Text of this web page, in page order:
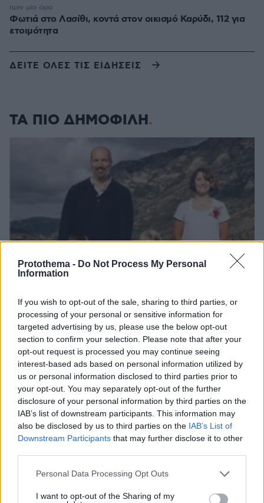
Protothema - Do Not Process My Personal
Information
If you wish to opt-out of the sale, sharing to third parties, or
processing of your personal or sensitive information for
targeted advertising by us, please use the below opt-out
section to confirm your selection. Please note that after your
opt-out request is processed you may continue seeing
interest-based ads based on personal information utilized by
us or personal information disclosed to third parties prior to
your opt-out. You may separately opt-out of the further
disclosure of your personal information by third parties on the
IAB’s list of downstream participants. This information may
also be disclosed by us to third parties on the IAB’s List of
Downstream Participants that may further disclose it to other
Please note that this website/app uses one or more Google
not limited to your visit or usage behaviour. You may click to
Personal Data Processing Opt Outs
I want to opt-out of the Sharing of my
Φωτιά στο Λασίθι, κοντά στον οικισμό Καρύδι, 112 για
ετοιμότητα
πριν μία ώρα
ΔΕΙΤΕ ΟΛΕΣ ΤΙΣ ΕΙΔΗΣΕΙΣ
ΤΑ ΠΙΟ ΔΗΜΟΦΙΛΗ
«Τα παιδιά έχουν μια μικρή ίωση»: Το τελευταίο
μήνυμα της μητέρας στον πρώην σύζυγό της πριν
δολοφονήσει τα τέσσερα παιδιά τους
06.08.2026, 04:44